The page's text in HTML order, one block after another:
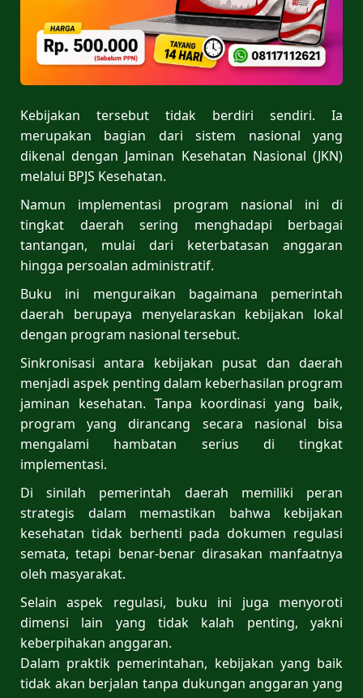
Kebijakan tersebut tidak berdiri sendiri. Ia
merupakan bagian dari sistem nasional yang
dikenal dengan Jaminan Kesehatan Nasional (JKN)
melalui BPJS Kesehatan.
Namun implementasi program nasional ini di
tingkat daerah sering menghadapi berbagai
tantangan, mulai dari keterbatasan anggaran
hingga persoalan administratif.
Buku ini menguraikan bagaimana pemerintah
daerah berupaya menyelaraskan kebijakan lokal
dengan program nasional tersebut.
Sinkronisasi antara kebijakan pusat dan daerah
menjadi aspek penting dalam keberhasilan program
jaminan kesehatan. Tanpa koordinasi yang baik,
program yang dirancang secara nasional bisa
mengalami hambatan serius di tingkat
implementasi.
Di sinilah pemerintah daerah memiliki peran
strategis dalam memastikan bahwa kebijakan
kesehatan tidak berhenti pada dokumen regulasi
semata, tetapi benar-benar dirasakan manfaatnya
oleh masyarakat.
Selain aspek regulasi, buku ini juga menyoroti
dimensi lain yang tidak kalah penting, yakni
keberpihakan anggaran.
Dalam praktik pemerintahan, kebijakan yang baik
tidak akan berjalan tanpa dukungan anggaran yang